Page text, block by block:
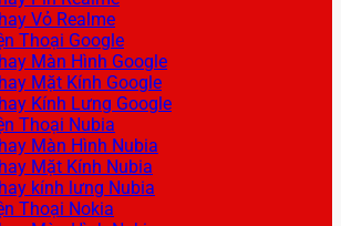
Vỏ Realme
Thoại Google
Màn Hình Google
Mặt Kính Google
Kính Lưng Google
Thoại Nubia
Màn Hình Nubia
Mặt Kính Nubia
kính lưng Nubia
Thoại Nokia